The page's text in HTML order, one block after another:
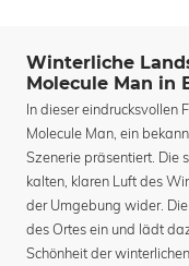
Winterliche
Molecule Man in
In dieser eindrucksvollen
Molecule Man, ein
Szenerie präsentiert. Die
kalten, klaren Luft des
der Umgebung wider.
des Ortes ein und lädt
Schönheit der